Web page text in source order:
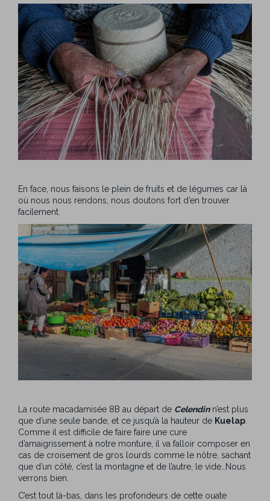
En face, nous faisons le plein de fruits et de légumes car là
où nous nous rendons, nous doutons fort d’en trouver
facilement.
La route macadamisée 8B au départ de Celendinn’est plus
que d’une seule bande, et ce jusqu’à la hauteur de Kuelap
Comme il est difficile de faire faire une cure
d’amaigrissement à notre monture, il va falloir composer en
cas de croisement de gros lourds comme le nôtre, sachant
que d’un côté, c’est la montagne et de l’autre, le vide…Nous
verrons bien.
C’est tout là-bas, dans les profondeurs de cette ouate